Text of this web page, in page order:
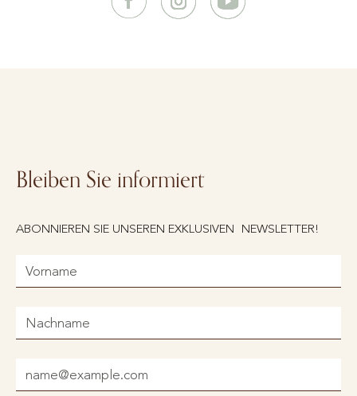
Bleiben Sie informiert
ABONNIEREN SIE UNSEREN EXKLUSIVEN NEWSLETTER!